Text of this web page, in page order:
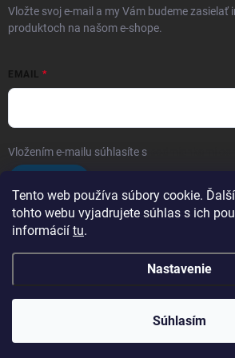
Tento web používa súbory cookie.
tohto webu vyjadrujete súhlas s ich
informácií tu.
Nastavenie
Súhlasím
Vložte svoj e-mail a my Vám budeme zasielať
produktoch na našom e-shope.
EMAIL
Vložením e-mailu súhlasíte s
Obchodé podmienky
Copyright 2026Arfragrances. Všetky práva
cookies